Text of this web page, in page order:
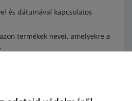
és dátumával kapcsolatos
termékek nevei, amelyekre a
teszik a tranzakció
azt, hogy számlát állíts ki, és a